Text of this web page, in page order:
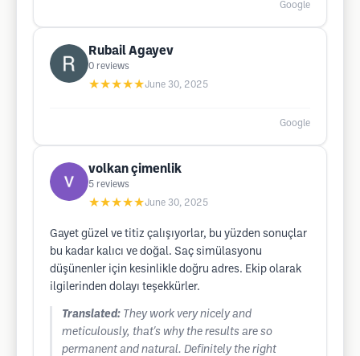
Google
Rubail Agayev
0 reviews
★★★★★June 30, 2025
Google
volkan çimenlik
5 reviews
★★★★★June 30, 2025
Gayet güzel ve titiz çalışıyorlar, bu yüzden sonuçlar
bu kadar kalıcı ve doğal. Saç simülasyonu
düşünenler için kesinlikle doğru adres. Ekip olarak
ilgilerinden dolayı teşekkürler.
Translated: They work very nicely and
meticulously, that's why the results are so
permanent and natural. Definitely the right